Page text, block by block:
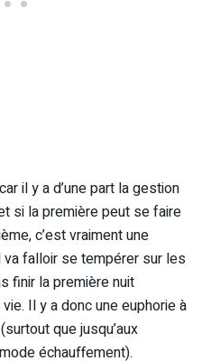
il y a d’une part la gestion
si la première peut se faire
c’est vraiment une
va falloir se tempérer sur les
finir la première nuit
Il y a donc une euphorie à
que jusqu’aux
échauffement).